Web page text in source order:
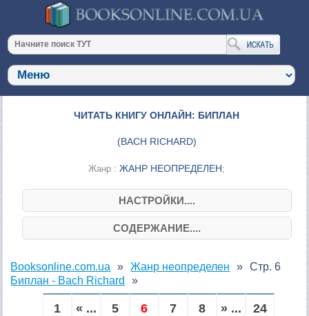
ЧИТАТЬ КНИГУ ОНЛАЙН: БИПЛАН
(BACH RICHARD)
Жанр :ЖАНР НЕОПРЕДЕЛЕН;
НАСТРОЙКИ....
СОДЕРЖАНИЕ....
Booksonline.com.ua
Жанр неопределен
Биплан - Bach Richard
Стр. 6
1 « ... 5 6 7 8 » ... 24